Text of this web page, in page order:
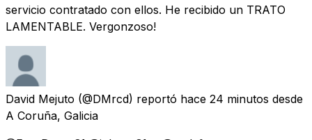
servicio contratado con ellos. He recibido un TRATO
LAMENTABLE. Vergonzoso!
David Mejuto (@DMrcd) reportó hace 24 minutos desde
A Coruña, Galicia